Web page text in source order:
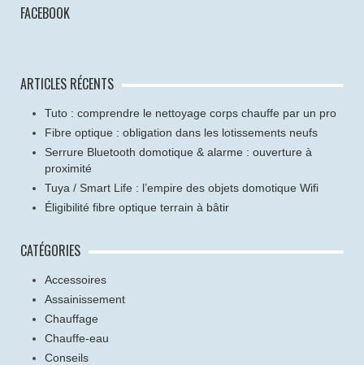
FACEBOOK
ARTICLES RÉCENTS
Tuto : comprendre le nettoyage corps chauffe par un pro
Fibre optique : obligation dans les lotissements neufs
Serrure Bluetooth domotique & alarme : ouverture à
proximité
Tuya / Smart Life : l’empire des objets domotique Wifi
Éligibilité fibre optique terrain à bâtir
CATÉGORIES
Accessoires
Assainissement
Chauffage
Chauffe-eau
Conseils